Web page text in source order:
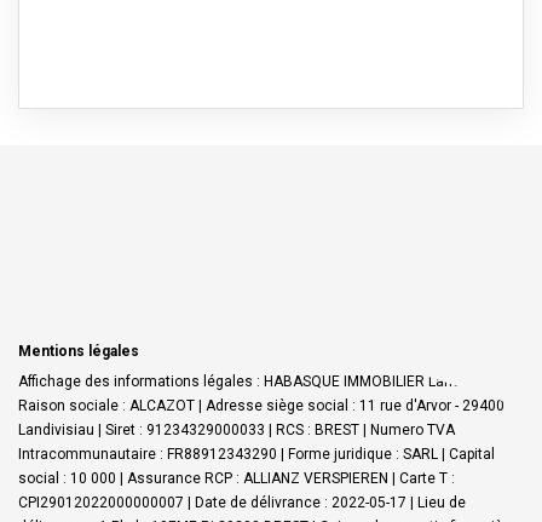
Mentions légales
Affichage des informations légales : HABASQUE IMMOBILIER Landivisiau |
Raison sociale : ALCAZOT | Adresse siège social : 11 rue d'Arvor - 29400
Landivisiau | Siret : 91234329000033 | RCS : BREST | Numero TVA
Intracommunautaire : FR88912343290 | Forme juridique : SARL | Capital
social : 10 000 | Assurance RCP : ALLIANZ VERSPIEREN | Carte T :
CPI29012022000000007 | Date de délivrance : 2022-05-17 | Lieu de